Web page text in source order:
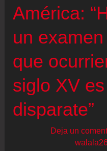
América:
un
que
siglo XV
disparate”
Deja un